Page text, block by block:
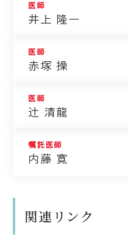
医師
井上 隆一
医師
赤塚 操
医師
辻 清龍
嘱託医師
内藤 寛
関連リンク